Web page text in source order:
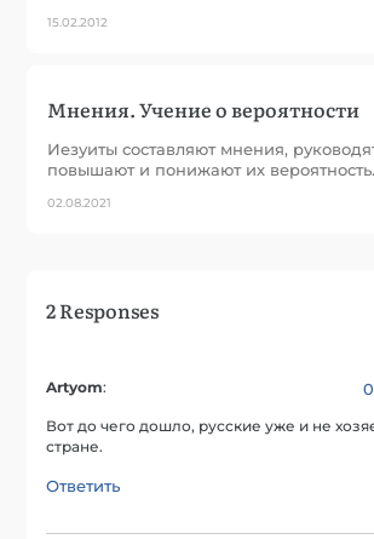
15.02.2012
Мнения. Учение о вероятности
Иезуиты составляют мнения,
повышают и понижают их вероятность.
02.08.2021
2 Responses
Artyom:
Вот до чего дошло, русские уже и не
стране.
Ответить